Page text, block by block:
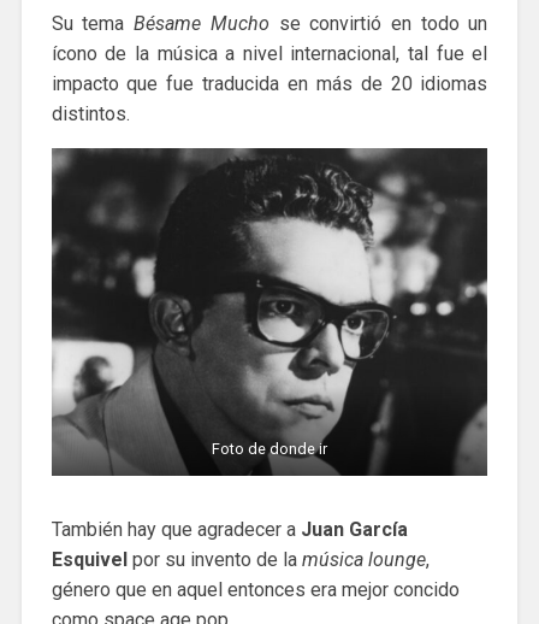
Su temaBésame Mucho se convirtió en todo un
ícono de la música a nivel internacional, tal fue el
impacto que fue traducida en más de 20 idiomas
distintos.
Foto de donde ir
También hay que agradecer a Juan García
Esquivelpor su invento de la música lounge,
género que en aquel entonces era mejor concido